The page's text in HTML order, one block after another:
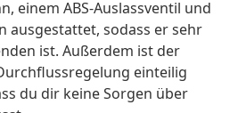
einem ABS-Auslassventil und
ausgestattet, sodass er sehr
ist. Außerdem ist der
einteilig
du dir keine Sorgen über